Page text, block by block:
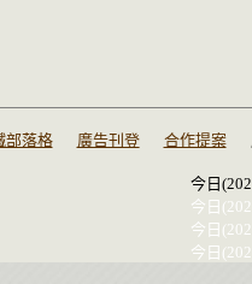
部落格 廣告刊登 合作提案
今日
今日
今日
今日